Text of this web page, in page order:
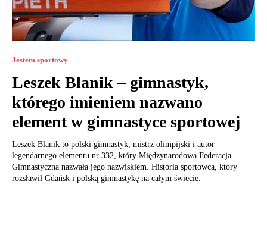
Jestem sportowy
Leszek Blanik – gimnastyk,
którego imieniem nazwano
element w gimnastyce sportowej
Leszek Blanik to polski gimnastyk, mistrz olimpijski i autor
legendarnego elementu nr 332, który Międzynarodowa Federacja
Gimnastyczna nazwała jego nazwiskiem. Historia sportowca, który
rozsławił Gdańsk i polską gimnastykę na całym świecie.